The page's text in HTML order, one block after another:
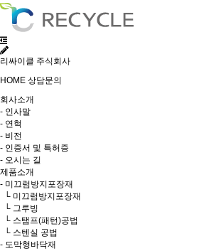
리싸이클 주식회사
HOME 상담문의
회사소개
- 인사말
- 연혁
- 비전
- 인증서 및 특허증
- 오시는 길
제품소개
- 미끄럼방지포장재
└ 미끄럼방지포장재
└ 그루빙
└ 스탬프(패턴)공법
└ 스텐실 공법
- 도막형바닥재